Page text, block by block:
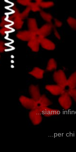
...sìamo
...per